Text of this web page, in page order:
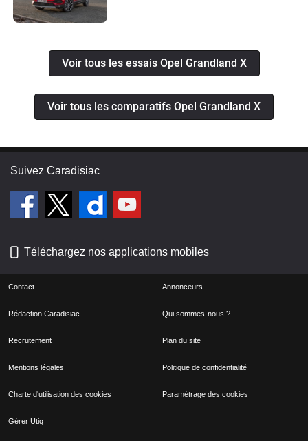
Voir tous les essais Opel Grandland X
Voir tous les comparatifs Opel Grandland X
Suivez Caradisiac
Téléchargez nos applications mobiles
Contact Annonceurs
Rédaction Caradisiac Qui sommes-nous ?
Recrutement Plan du site
Mentions légales Politique de confidentialité
Charte d'utilisation des cookies Paramétrage des cookies
Gérer Utiq